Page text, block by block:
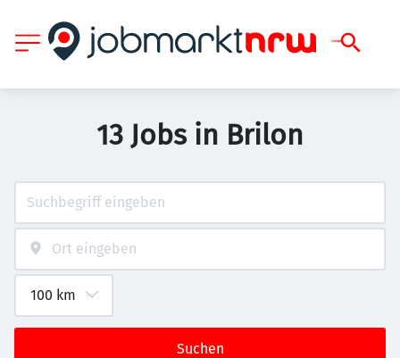
13 Jobs in Brilon
Suchen